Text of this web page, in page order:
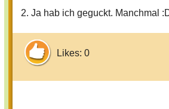
2. Ja hab ich geguckt. Manchmal
Likes: 0